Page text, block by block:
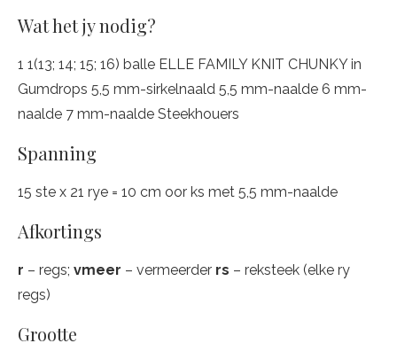
Wat het jy nodig?
1 1(13; 14; 15; 16) balle ELLE FAMILY KNIT CHUNKY in
Gumdrops 5,5 mm-sirkelnaald 5,5 mm-naalde 6 mm-
naalde 7 mm-naalde Steekhouers
Spanning
15 ste x 21 rye = 10 cm oor ks met 5,5 mm-naalde
Afkortings
r – regs; vmeer – vermeerder rs – reksteek (elke ry
regs)
Grootte